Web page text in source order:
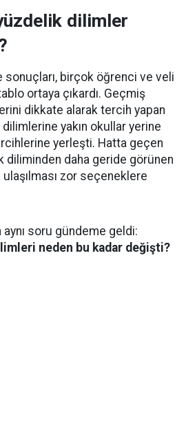
dilimler
sonuçları, birçok öğrenci ve veli
ortaya çıkardı. Geçmiş
dikkate alarak tercih yapan
yakın okullar yerine
yerleşti. Hatta geçen
diliminden daha geride görünen
ulaşılması zor seçeneklere
aynı soru gündeme geldi:
neden bu kadar değişti?